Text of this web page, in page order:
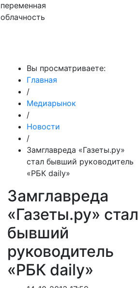
переменная
облачность
Вы просматриваете:
Главная
/
Медиарынок
/
Новости
/
Замглавреда «Газеты.ру»
стал бывший руководитель
«РБК daily»
Замглавреда
«Газеты.ру» стал
бывший
руководитель
«РБК daily»